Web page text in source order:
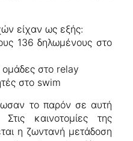
είχαν ως εξής:
136 δηλωμένους στο
ομάδες στο relay
στο swim
το παρόν σε αυτή
καινοτομίες της
η ζωντανή μετάδοση